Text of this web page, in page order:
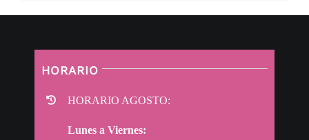
HORARIO
HORARIO AGOSTO:
Lunes a Viernes: